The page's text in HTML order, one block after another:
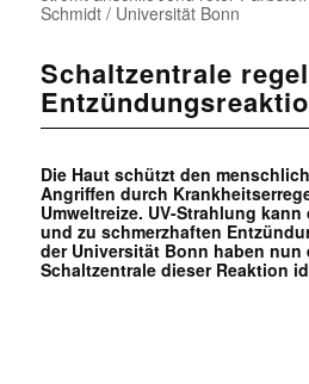
Schmidt / Universität Bonn
Schaltzentrale
Die Haut schützt den
Angriffen durch
Umweltreize. UV-Strahlung
und zu schmerzhaften
der Universität Bonn haben nun
Schaltzentrale dieser Reaktion